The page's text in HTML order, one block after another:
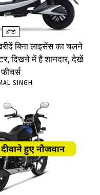
ऑटो
बिना लाइसेंस का चलने
दिखने में है शानदार, देखें
फीचर्स
SINGH